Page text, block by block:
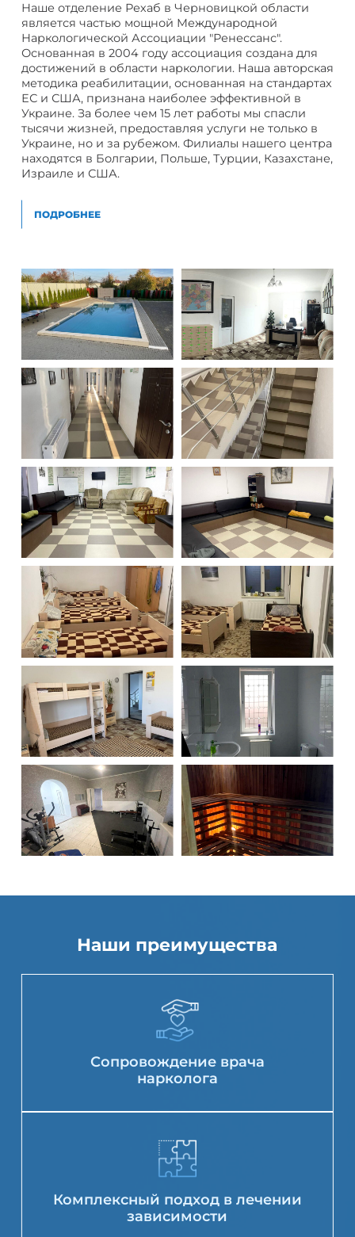
Наше отделение Рехаб в Черновицкой области
является частью мощной Международной
Наркологической Ассоциации "Ренессанс".
Основанная в 2004 году ассоциация создана для
достижений в области наркологии. Наша авторская
методика реабилитации, основанная на стандартах
ЕС и США, признана наиболее эффективной в
Украине. За более чем 15 лет работы мы спасли
тысячи жизней, предоставляя услуги не только в
Украине, но и за рубежом. Филиалы нашего центра
находятся в Болгарии, Польше, Турции, Казахстане,
Израиле и США.
ПОДРОБНЕЕ
Наши преимущества
Сопровождение врача
нарколога
Комплексный подход в лечении
зависимости